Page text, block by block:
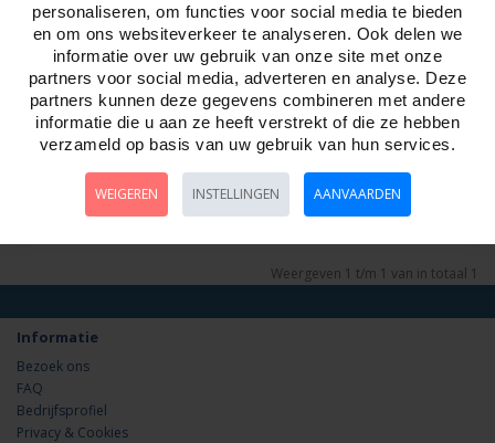
Dobbelst.set Gold Foil Paars brick
Artikelnr:731476
Dobbelstenen Set Gold Foil Shimmer 7 delig. Kunststof, D4 / D6 / D8 /
D10 / D10-00 / D12 / D20. Verp..
Weergeven 1 t/m 1 van in totaal 1
Informatie
Bezoek ons
FAQ
Bedrijfsprofiel
Privacy & Cookies
personaliseren, om functies voor social media te bieden
en om ons websiteverkeer te analyseren. Ook delen we
informatie over uw gebruik van onze site met onze
partners voor social media, adverteren en analyse. Deze
partners kunnen deze gegevens combineren met andere
informatie die u aan ze heeft verstrekt of die ze hebben
verzameld op basis van uw gebruik van hun services.
WEIGEREN INSTELLINGEN AANVAARDEN